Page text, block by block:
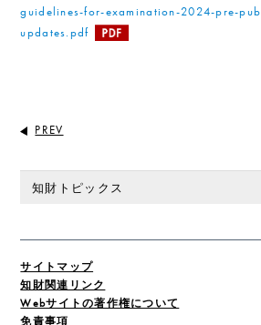
guidelines-for-examination-2024-pre-
updates.pdf
PREV
知財トピックス
サイトマップ
知財関連リンク
Webサイトの著作権について
免責事項